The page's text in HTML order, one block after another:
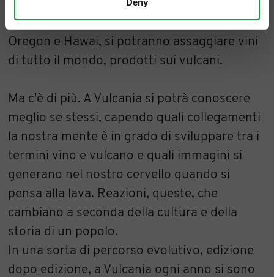
Soave al Lessini Durello e ai Colli Euganei,
fino a Madeira, e poi oltre, fino a Giappone,
Oregon e Hawai, si potranno assaggiare vini
di tutto il mondo, prodotti sui vulcani.
Ma c'è di più. A Vulcania si potrà conoscere
meglio se stessi, capendo quali collegamenti
la nostra mente è in grado di sviluppare tra i
termini vino e vulcano e quali immagini si
generano nel nostro cervello quando si
pensa alla lava. Reazioni, queste, che
cambiano a seconda della cultura e della
storia di un popolo.
In una sorta di percorso evolutivo, edizione
dopo edizione, a Vulcania ogni anno si sono